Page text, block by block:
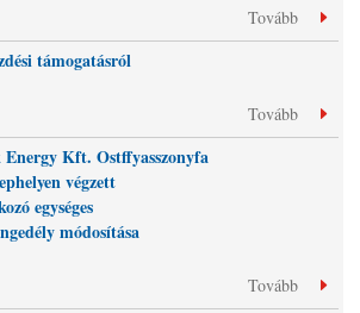
Tovább
támogatásról
Tovább
Kft. Ostffyasszonyfa
végzett
egységes
módosítása
Tovább